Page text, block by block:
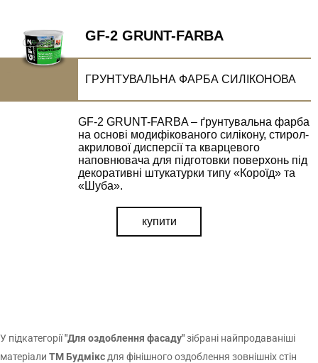
GF-2 GRUNT-FARBA
ГРУНТУВАЛЬНА ФАРБА СИЛІКОНОВА
GF-2 GRUNT-FARBA – ґрунтувальна фарба
на основі модифікованого силікону, стирол-
акрилової дисперсії та кварцевого
наповнювача для підготовки поверхонь під
декоративні штукатурки типу «Короїд» та
«Шуба».
купити
У підкатегорії"Для оздоблення фасаду"зібрані найпродаваніші
матеріали ТМ Будмікс для фінішного оздоблення зовнішніх стін